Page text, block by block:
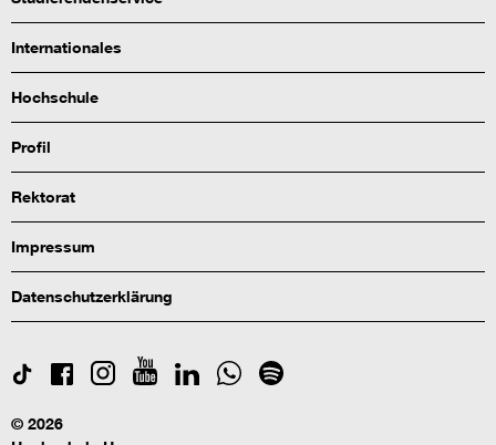
Internationales
Hochschule
Profil
Rektorat
Impressum
Datenschutzerklärung
© 2026